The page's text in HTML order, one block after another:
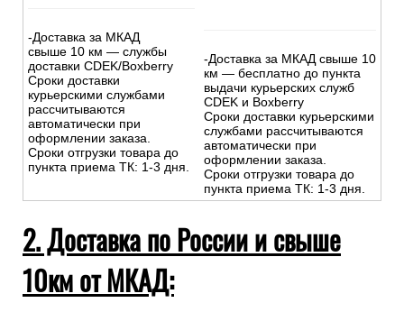
-Доставка за МКАД
свыше 10 км — службы
доставки CDEK/Boxberry
Сроки доставки
курьерскими службами
рассчитываются
автоматически при
оформлении заказа.
Сроки отгрузки товара до
пункта приема ТК: 1-3 дня.
-Доставка за МКАД свыше 10
км — бесплатно до пункта
выдачи курьерских служб
CDEK и Boxberry
Сроки доставки курьерскими
службами рассчитываются
автоматически при
оформлении заказа.
Сроки отгрузки товара до
пункта приема ТК: 1-3 дня.
2. Доставка по России и свыше
10км от МКАД: